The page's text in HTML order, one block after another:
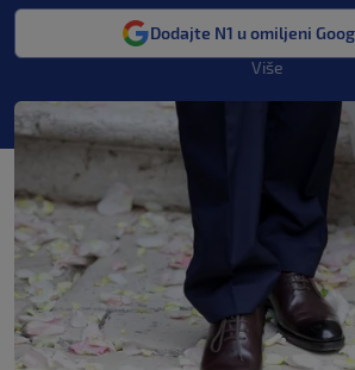
Dodajte N1 u omiljeni
Više